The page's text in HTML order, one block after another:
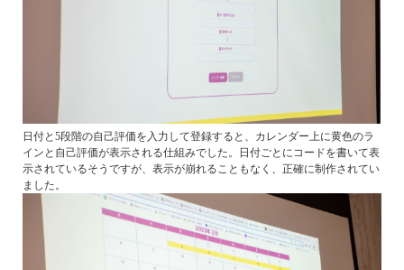
日付と5段階の自己評価を入力して登録すると、カレンダー上に黄色のラ
インと自己評価が表示される仕組みでした。日付ごとにコードを書いて表
示されているそうですが、表示が崩れることもなく、正確に制作されてい
ました。